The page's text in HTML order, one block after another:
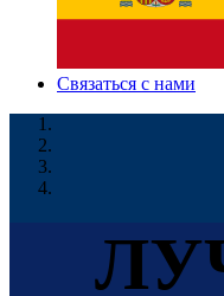
Связаться с нами